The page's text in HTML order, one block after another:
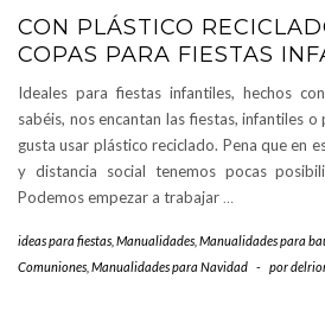
CON PLÁSTICO
COPAS PARA FIESTAS
Ideales para fiestas infantiles, hechos
sabéis, nos encantan las fiestas, infantiles
gusta usar plástico reciclado. Pena que en
y distancia social tenemos pocas
Podemos empezar a trabajar …
ideas para fiestas Manualidades Manualidades para
Comuniones Manualidades para Navidad - por